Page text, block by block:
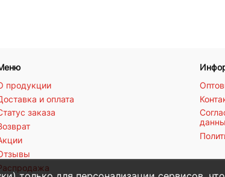
продукции
и оплата
заказа